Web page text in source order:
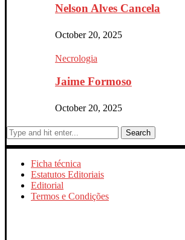
Nelson Alves Cancela
October 20, 2025
Necrologia
Jaime Formoso
October 20, 2025
Search
Ficha técnica
Estatutos Editoriais
Editorial
Termos e Condições